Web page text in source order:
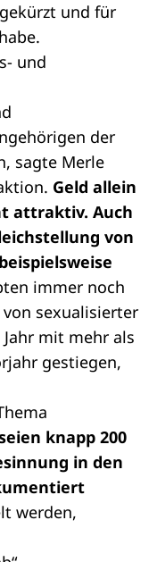
und für
und
der
sagte Merle
Geld allein
attraktiv. Auch
von
immer noch
sexualisierter
mit mehr als
gestiegen,
knapp 200
in den
werden,